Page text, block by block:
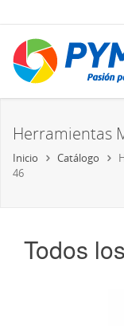
Herramientas
Inicio Catálogo
46
Todos